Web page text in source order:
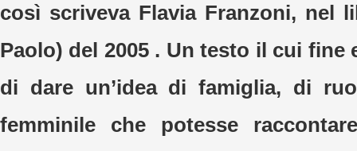
così scriveva Flavia Franzoni, nel
Paolo) del 2005 . Un testo il cui fine
di dare un’idea di famiglia, di
femminile che potesse